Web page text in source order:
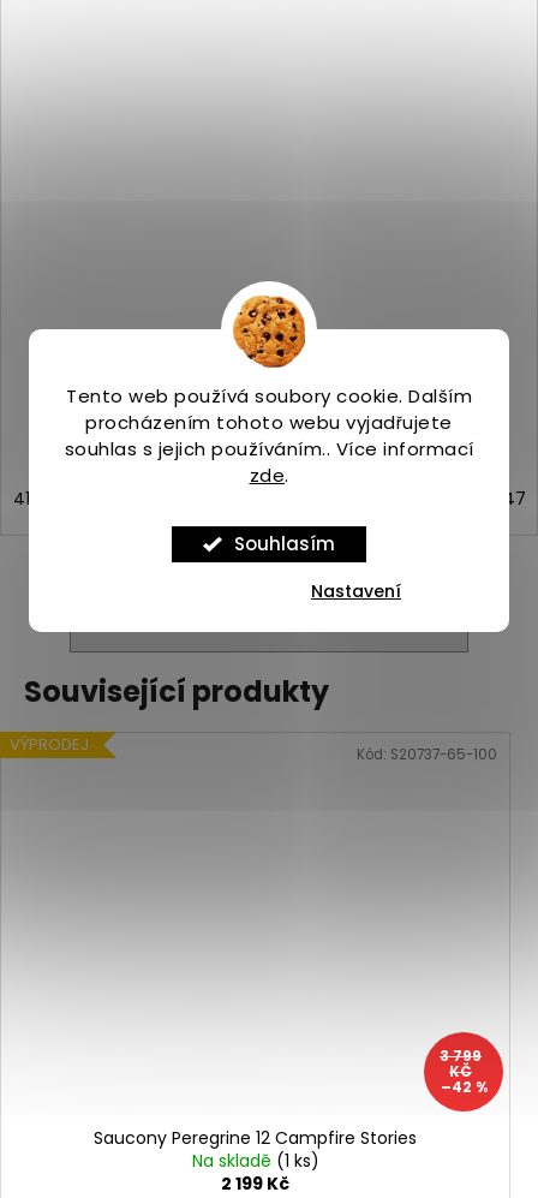
Tento web používá soubory cookie. Dalším
procházením tohoto webu vyjadřujete
souhlas s jejich používáním.. Více informací
zde.
Souhlasím
Nastavení
Merrell WRAPT SNEAKER M comet
Skladem(>5 ks)
41 47
Související produkty
VÝPRODEJ
3 799
KČ
–42 %
Saucony Peregrine 12 Campfire Stories
Na skladě (1 ks)
2 199 Kč
Kód: S20737-65-100